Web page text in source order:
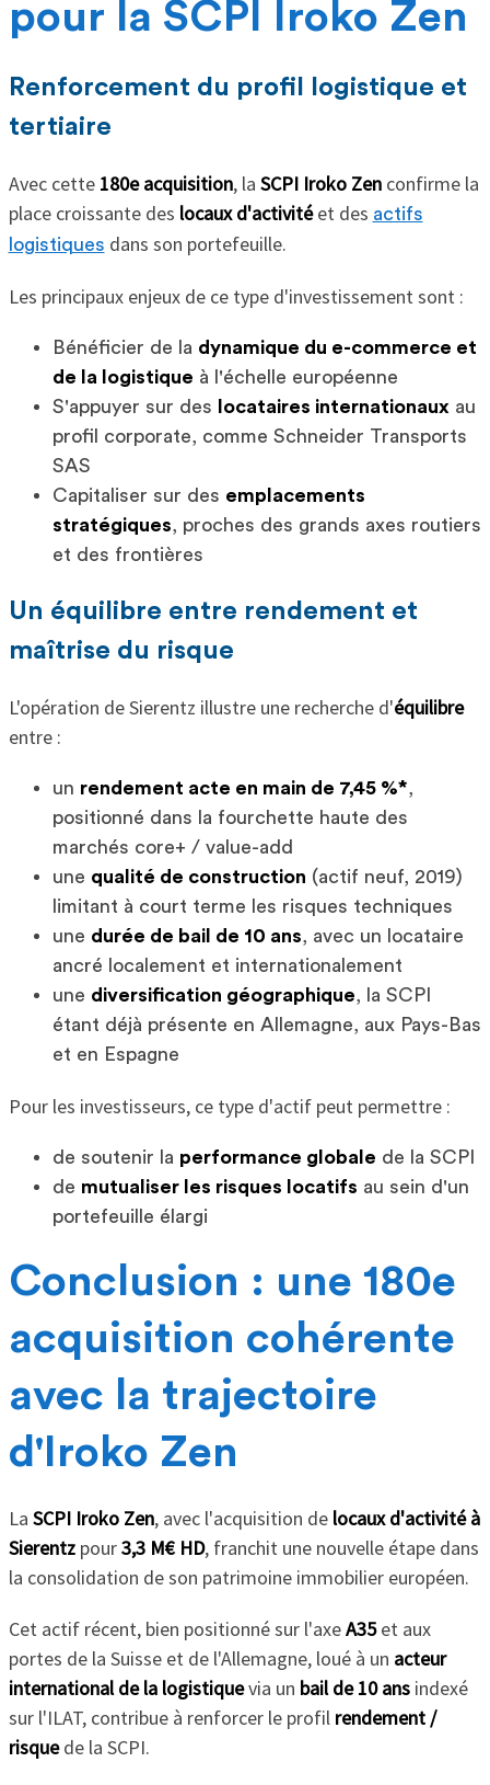
pour la SCPI Iroko Zen
Renforcement du profil logistique et
tertiaire
Avec cette 180e acquisition, la SCPI Iroko Zenconfirme la
place croissante des locaux d'activitéet des actifs
logistiques dans son portefeuille.
Les principaux enjeux de ce type d'investissement sont :
Bénéficier de la dynamique du e-commerce et
de la logistique à l'échelle européenne
S'appuyer sur des
locataires internationaux au
profil corporate, comme Schneider Transports
SAS
Capitaliser sur des emplacements
stratégiques, proches des grands axes routiers
et des frontières
Un équilibre entre rendement et
maîtrise du risque
L'opération de Sierentz illustre une recherche d'équilibre
entre :
un rendement acte en main de 7,45 %*,
positionné dans la fourchette haute des
marchés core+ / value-add
une qualité de construction (actif neuf, 2019)
limitant à court terme les risques techniques
une durée de bail de 10 ans, avec un locataire
ancré localement et internationalement
une diversification géographique, la SCPI
étant déjà présente en Allemagne, aux Pays-Bas
et en Espagne
Pour les investisseurs, ce type d'actif peut permettre :
de soutenir la performance globale de la SCPI
de mutualiser les risques locatifs au sein d'un
portefeuille élargi
Conclusion : une 180e
acquisition cohérente
avec la trajectoire
d'Iroko Zen
La SCPI Iroko Zen, avec l'acquisition de locaux d'activité à
Sierentzpour3,3 M€ HD, franchit une nouvelle étape dans
la consolidation de son patrimoine immobilier européen.
Cet actif récent, bien positionné sur l'axeA35et aux
portes de la Suisse et de l'Allemagne, loué à un acteur
international de la logistiquevia un bail de 10 ansindexé
sur l'ILAT, contribue à renforcer le profil rendement /
risquede la SCPI.